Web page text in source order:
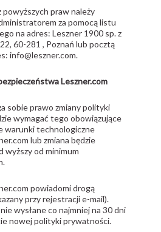
praw należy
za pomocą listu
na adres: Leszner 1900 sp. z
60-281 , Poznań lub pocztą
info@leszner.com.
Leszner.com
sobie prawo zmiany polityki
wymagać tego obowiązujące
warunki technologiczne
lub zmiana będzie
wyższy od minimum
powiadomi drogą
przy rejestracji e-mail).
wysłane co najmniej na 30 dni
nowej polityki prywatności.